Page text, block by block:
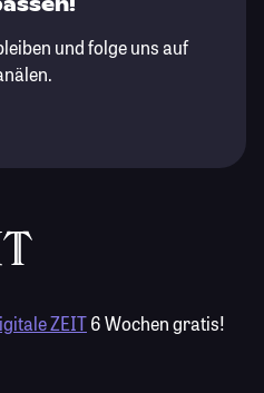
und folge uns auf
ZEIT6 Wochen gratis!